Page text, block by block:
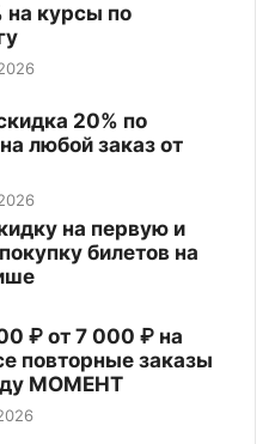
на курсы по
20% по
любой заказ от
на первую и
билетов на
₽ от 7 000 ₽ на
повторные заказы
МОМЕНТ